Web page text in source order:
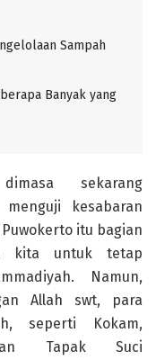
Sampah
Banyak yang
sekarang
kesabaran
itu bagian
kita untuk tetap
Namun,
Allah swt, para
seperti Kokam,
Tapak Suci